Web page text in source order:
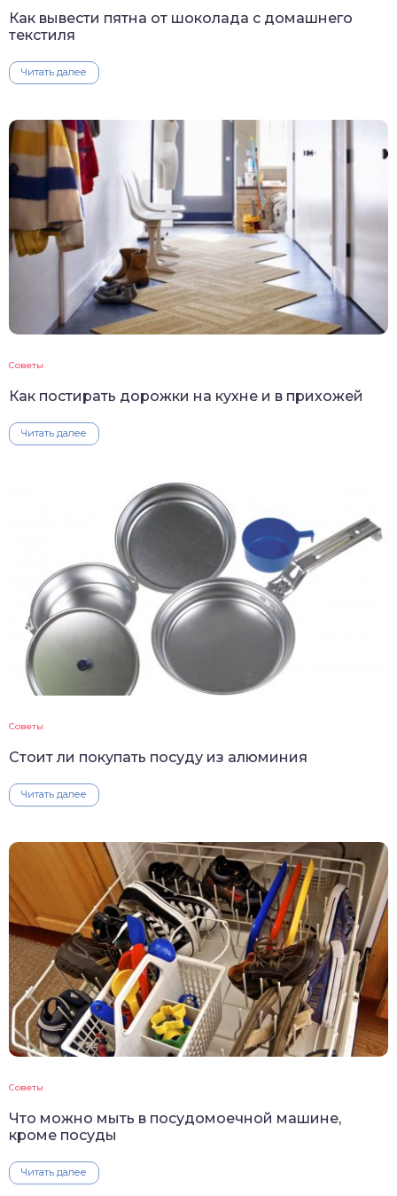
Как вывести пятна от шоколада с домашнего
текстиля
Читать далее
Советы
Как постирать дорожки на кухне и в прихожей
Читать далее
Советы
Стоит ли покупать посуду из алюминия
Читать далее
Советы
Что можно мыть в посудомоечной машине,
кроме посуды
Читать далее